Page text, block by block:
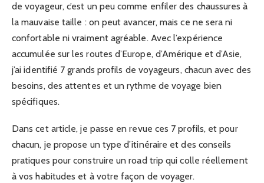
de voyageur, c’est un peu comme enfiler des chaussures à
la mauvaise taille : on peut avancer, mais ce ne sera ni
confortable ni vraiment agréable. Avec l’expérience
accumulée sur les routes d’Europe, d’Amérique et d’Asie,
j’ai identifié 7 grands profils de voyageurs, chacun avec des
besoins, des attentes et un rythme de voyage bien
spécifiques.
Dans cet article, je passe en revue ces 7 profils, et pour
chacun, je propose un type d’itinéraire et des conseils
pratiques pour construire un road trip qui colle réellement
à vos habitudes et à votre façon de voyager.